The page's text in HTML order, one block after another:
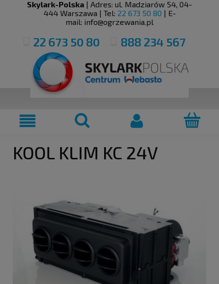
Skylark-Polska | Adres: ul. Madziarów 54, 04-
444 Warszawa | Tel: 22 673 50 80 | E-
mail: info@ogrzewania.pl
22 673 50 80 888 234 567
KOOL KLIM KC 24V